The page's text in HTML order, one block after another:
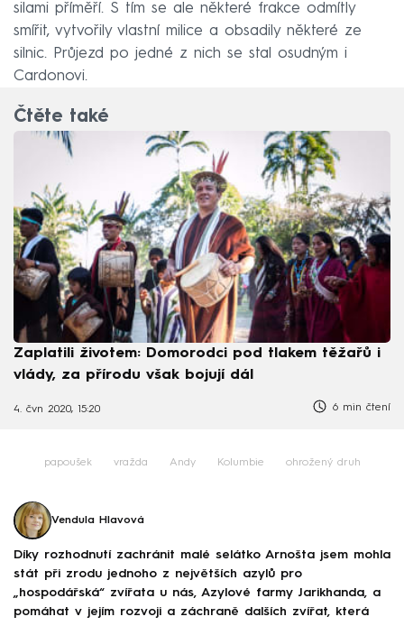
silami příměří. S tím se ale některé frakce odmítly
smířit, vytvořily vlastní milice a obsadily některé ze
silnic. Průjezd po jedné z nich se stal osudným i
Cardonovi.
Čtěte také
Zaplatili životem: Domorodci pod tlakem těžařů i
vlády, za přírodu však bojují dál
4. čvn 2020, 15:20 6 min čtení
papoušek vražda Andy Kolumbie ohrožený druh
Vendula Hlavová
Díky rozhodnutí zachránit malé selátko Arnošta jsem mohla
stát při zrodu jednoho z největších azylů pro
„hospodářská“ zvířata u nás, Azylové farmy Jarikhanda, a
pomáhat v jejím rozvoji a záchraně dalších zvířat, která